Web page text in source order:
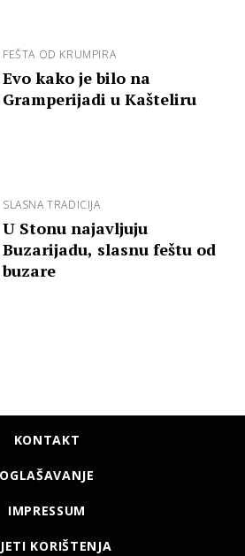
FEŠTA OD KRUMPIRA
Evo kako je bilo na
Gramperijadi u Kašteliru
SLASNA TRADICIJA
U Stonu najavljuju
Buzarijadu, slasnu feštu od
buzare
KONTAKT
OGLAŠAVANJE
IMPRESSUM
KORIŠTENJA